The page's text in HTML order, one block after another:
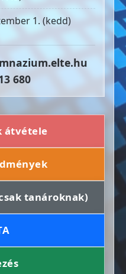
1. (kedd)
680
átvétele
tanároknak)